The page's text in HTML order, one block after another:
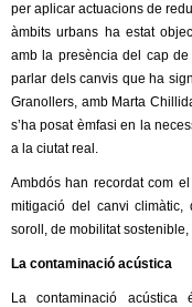
per aplicar actuacions de
àmbits urbans ha estat
amb la presència del cap de
parlar dels canvis que ha
Granollers, amb Marta
s’ha posat èmfasi en la
a la ciutat real.
Ambdós han recordat com
mitigació del canvi climàtic,
soroll, de mobilitat
La contaminació acústica
La contaminació